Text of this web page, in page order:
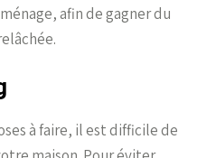
afin de gagner du
à faire, il est difficile de